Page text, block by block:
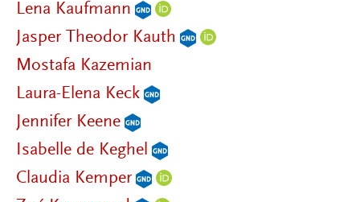
Lena Kaufmann
Jasper Theodor Kauth
Mostafa Kazemian
Laura-Elena Keck
Jennifer Keene
Isabelle de Keghel
Claudia Kemper